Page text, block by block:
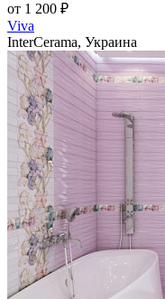
от 1 200 ₽
Viva
InterCerama, Украина